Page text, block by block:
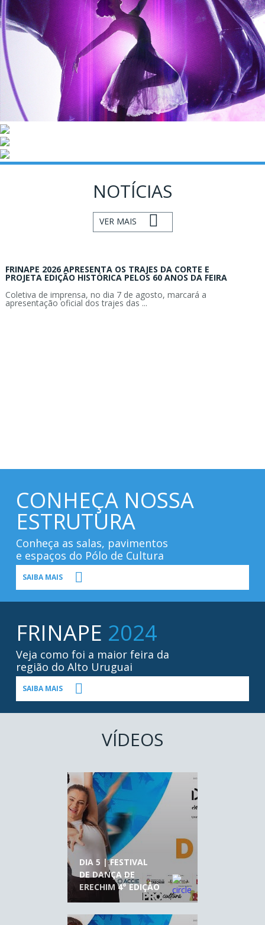
NOTÍCIAS
VER MAIS
FRINAPE 2026 APRESENTA OS TRAJES DA CORTE E
PROJETA EDIÇÃO HISTÓRICA PELOS 60 ANOS DA FEIRA
Coletiva de imprensa, no dia 7 de agosto, marcará a
apresentação oficial dos trajes das ...
CONHEÇA NOSSA
ESTRUTURA
Conheça as salas, pavimentos
e espaços do Pólo de Cultura
SAIBA MAIS
FRINAPE 2024
Veja como foi a maior feira da
região do Alto Uruguai
SAIBA MAIS
VÍDEOS
DIA 5 | FESTIVAL
DE DANÇA DE
ERECHIM 4° EDIÇÃO